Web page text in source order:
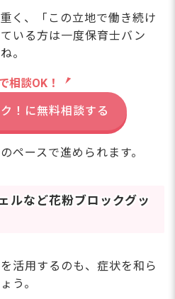
く、「この立地で働き続け
いる方は一度保育士バン
。
相談OK！
！に無料相談する
ペースで進められます。
ルなど花粉ブロックグッ
活用するのも、症状を和ら
う。